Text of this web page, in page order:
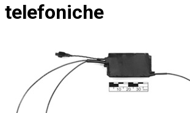
telefoniche